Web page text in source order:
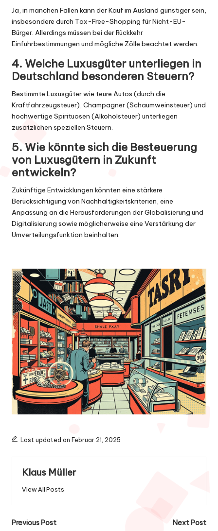
Ja, in manchen Fällen kann der Kauf im Ausland günstiger sein,
insbesondere durch Tax-Free-Shopping für Nicht-EU-
Bürger. Allerdings müssen bei der Rückkehr
Einfuhrbestimmungen und mögliche Zölle beachtet werden.
4. Welche Luxusgüter unterliegen in
Deutschland besonderen Steuern?
Bestimmte Luxusgüter wie teure Autos (durch die
Kraftfahrzeugsteuer), Champagner (Schaumweinsteuer) und
hochwertige Spirituosen (Alkoholsteuer) unterliegen
zusätzlichen speziellen Steuern.
5. Wie könnte sich die Besteuerung
von Luxusgütern in Zukunft
entwickeln?
Zukünftige Entwicklungen könnten eine stärkere
Berücksichtigung von Nachhaltigkeitskriterien, eine
Anpassung an die Herausforderungen der Globalisierung und
Digitalisierung sowie möglicherweise eine Verstärkung der
Umverteilungsfunktion beinhalten.
Last updated on Februar 21, 2025
Klaus Müller
View All Posts
Post
Previous Post Next Post